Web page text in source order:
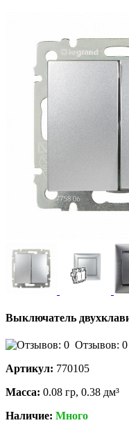
Выключатель
Отзывов: 0
Артикул: 770105
Масса: 0.08 гр, 0.38 дм³
Наличие: Много